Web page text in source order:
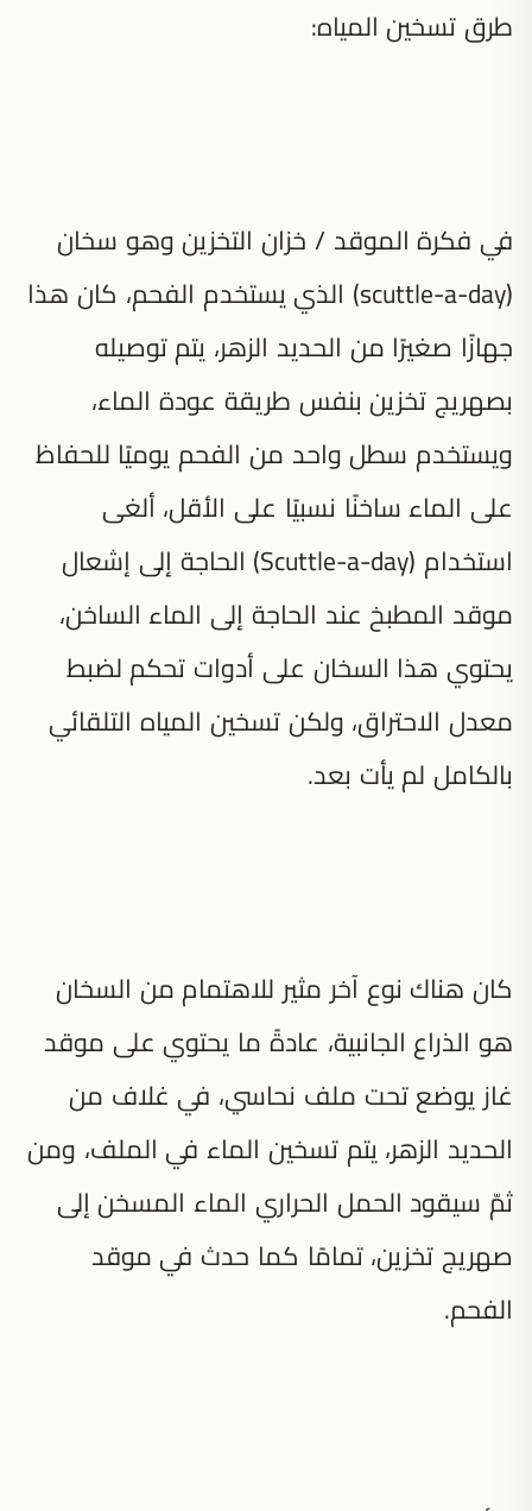
طرق تسخين المياه:
في فكرة الموقد / خزان التخزين وهو سخان
(scuttle-a-day) الذي يستخدم الفحم، كان هذا
جهازًا صغيرًا من الحديد الزهر، يتم توصيله
بصهريج تخزين بنفس طريقة عودة الماء،
ويستخدم سطل واحد من الفحم يوميًا للحفاظ
على الماء ساخنًا نسبيًا على الأقل، ألغى
استخدام (Scuttle-a-day) الحاجة إلى إشعال
موقد المطبخ عند الحاجة إلى الماء الساخن،
يحتوي هذا السخان على أدوات تحكم لضبط
معدل الاحتراق، ولكن تسخين المياه التلقائي
بالكامل لم يأت بعد.
كان هناك نوع آخر مثير للاهتمام من السخان
هو الذراع الجانبية، عادةً ما يحتوي على موقد
غاز يوضع تحت ملف نحاسي، في غلاف من
الحديد الزهر، يتم تسخين الماء في الملف، ومن
ثمّ سيقود الحمل الحراري الماء المسخن إلى
صهريج تخزين، تمامًا كما حدث في موقد
الفحم.